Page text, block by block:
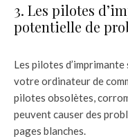
3. Les pilotes
potentielle de
Les pilotes
votre ordinateur de
pilotes obsolètes,
peuvent causer des
pages blanches.